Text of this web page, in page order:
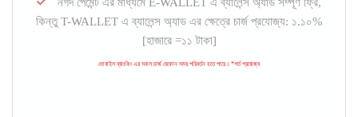
কিন্তু T-WALLET এ ব্যালেন্স অ্যাড এর ক্ষেত্রে চার্জ প্রযোজ্য: ১.১০%
[হাজারে =১১ টাকা]
মোবাইল ব্যাংকিং এর সকল চার্জ যেকোন সময় পরিবর্তন হতে পারে। *শর্ত প্রযোজ্য